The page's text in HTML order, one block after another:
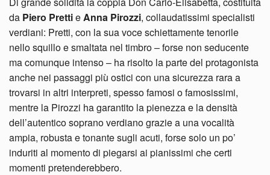
da Piero Prettie Anna Pirozzi, collaudatissimi specialisti
verdiani: Pretti, con la sua voce schiettamente tenorile
nello squillo e smaltata nel timbro – forse non seducente
ma comunque intenso – ha risolto la parte del protagonista
anche nei passaggi più ostici con una sicurezza rara a
trovarsi in altri interpreti, spesso famosi o famosissimi,
mentre la Pirozzi ha garantito la pienezza e la densità
dell’autentico soprano verdiano grazie a una vocalità
ampia, robusta e tonante sugli acuti, forse solo un po’
induriti al momento di piegarsi ai pianissimi che certi
momenti pretenderebbero.